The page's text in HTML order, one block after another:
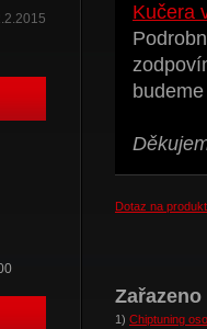
Kučera
Dotaz na produkt
1) Chiptuning